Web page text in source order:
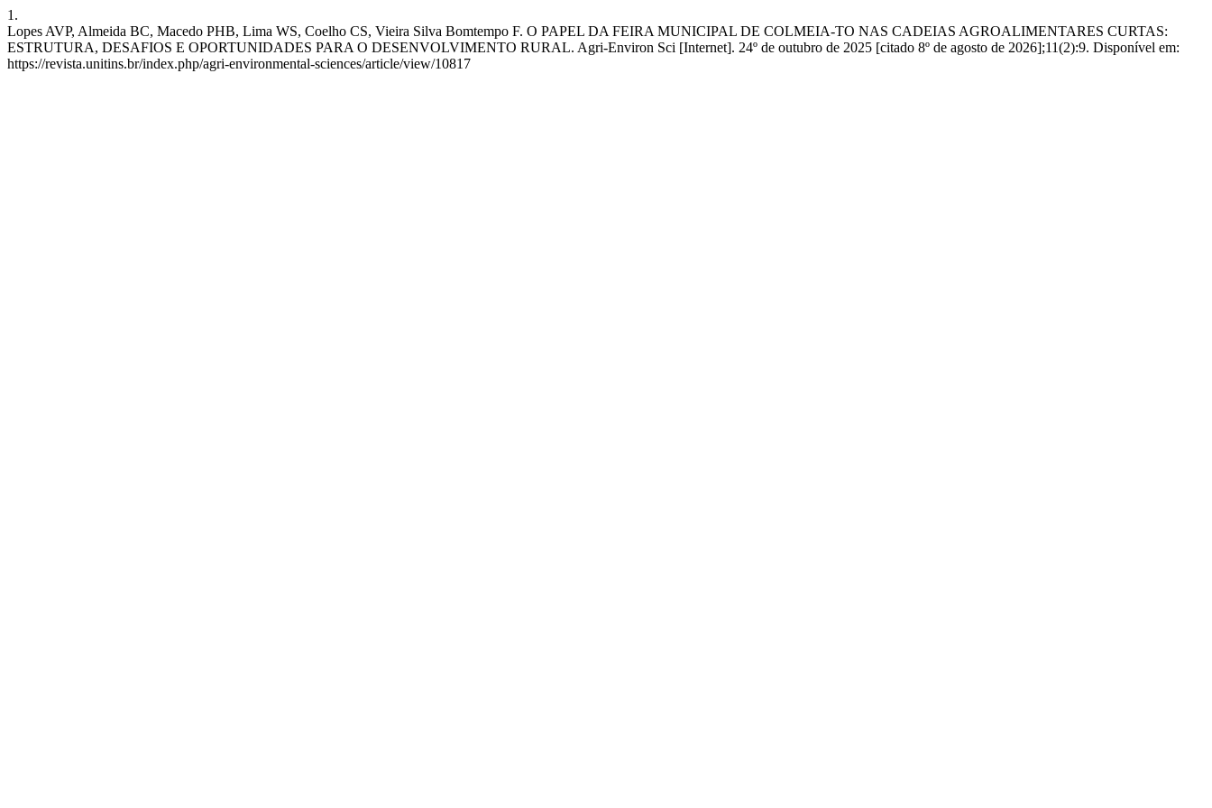
1.
Lopes AVP, Almeida BC, Macedo PHB, Lima WS, Coelho CS, Vieira Silva Bomtempo F. O PAPEL DA FEIRA MUNICIPAL DE COLMEIA-TO NAS CADEIAS AGROALIMENTARES CURTAS:
ESTRUTURA, DESAFIOS E OPORTUNIDADES PARA O DESENVOLVIMENTO RURAL. Agri-Environ Sci [Internet]. 24º de outubro de 2025 [citado 8º de agosto de 2026];11(2):9. Disponível em:
https://revista.unitins.br/index.php/agri-environmental-sciences/article/view/10817